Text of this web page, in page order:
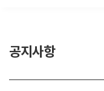
공지사항